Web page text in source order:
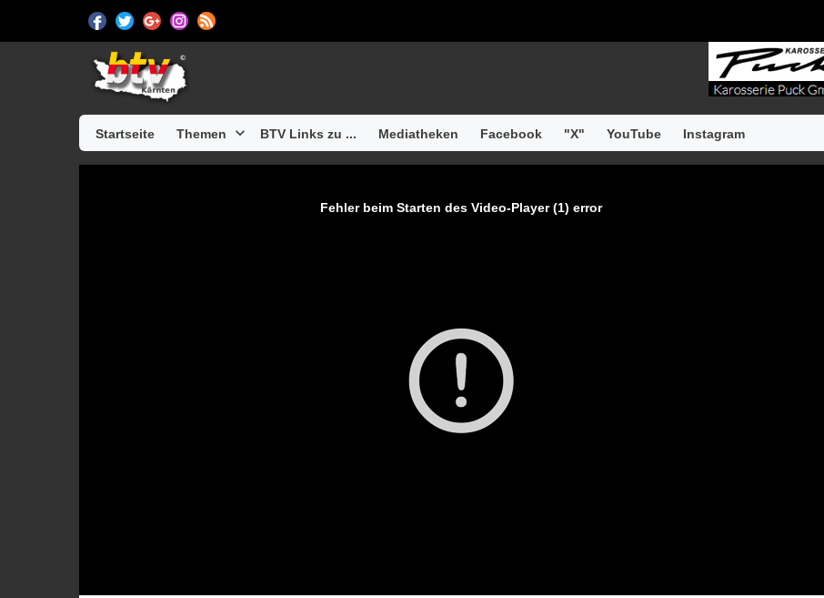
Startseite Themen BTV Links zu ... Mediatheken Facebook "X" YouTube Instagram
Fehler beim Starten des Video-Player (1) error